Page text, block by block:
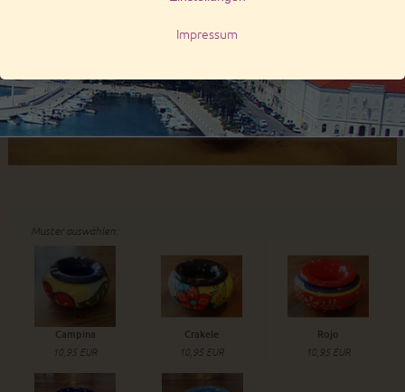
Muster auswählen:
Campina
10,95 EUR
Crakele
10,95 EUR
Rojo
10,95 EUR